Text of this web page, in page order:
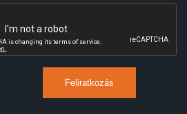
Feliratkozás